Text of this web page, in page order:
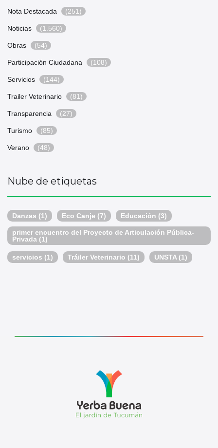
Nota Destacada (251)
Noticias (1.560)
Obras (54)
Participación Ciudadana (108)
Servicios (144)
Trailer Veterinario (81)
Transparencia (27)
Turismo (85)
Verano (48)
Nube de etiquetas
Danzas (1) Eco Canje (7) Educación (3)
primer encuentro del Proyecto de Articulación Pública-
Privada (1)
servicios (1) Tráiler Veterinario (11) UNSTA (1)